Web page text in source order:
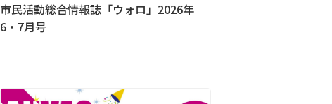
市民活動総合情報誌「ウォロ」2026年
6・7月号